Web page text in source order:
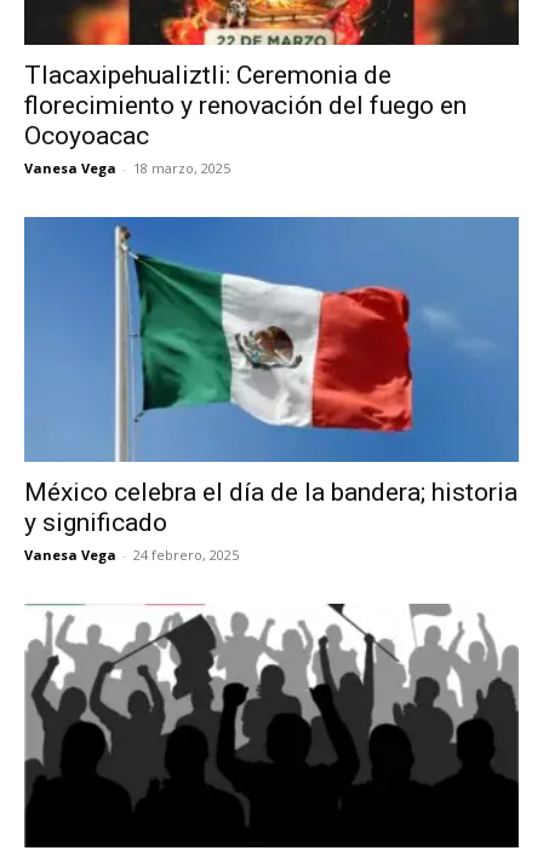
Tlacaxipehualiztli: Ceremonia de
florecimiento y renovación del fuego en
Ocoyoacac
Vanesa Vega - 18 marzo, 2025
México celebra el día de la bandera; historia
y significado
Vanesa Vega - 24 febrero, 2025